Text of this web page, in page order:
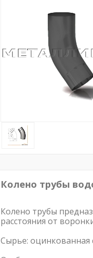
Колено трубы
Колено трубы
расстояния от
Сырье: